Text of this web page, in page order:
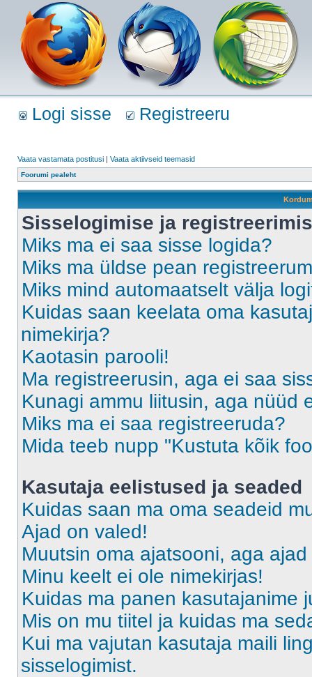
Logi sisse Registreeru
Vaata vastamata postitusi | Vaata aktiivseid teemasid
Foorumi pealeht
Sisselogimise ja
Miks ma ei saa sisse logida?
Miks ma üldse pean
Miks mind automaatselt välja
Kuidas saan keelata oma
nimekirja?
Kaotasin parooli!
Ma registreerusin, aga ei saa
Kunagi ammu liitusin, aga nüüd
Miks ma ei saa registreeruda?
Mida teeb nupp "Kustuta kõik
Kasutaja eelistused ja seaded
Kuidas saan ma oma seadeid
Ajad on valed!
Muutsin oma ajatsooni, aga
Minu keelt ei ole nimekirjas!
Kuidas ma panen kasutajanime
Mis on mu tiitel ja kuidas ma
Kui ma vajutan kasutaja maili
sisselogimist.